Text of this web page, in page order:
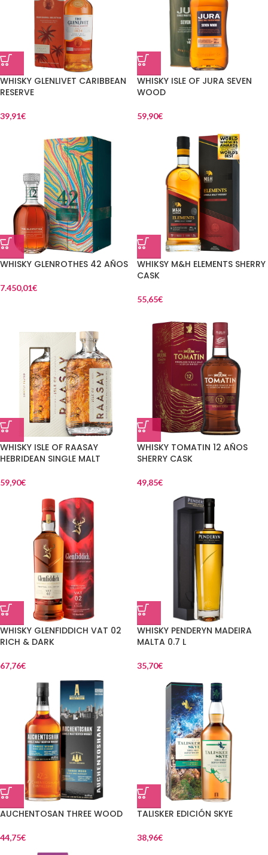
WHISKY GLENLIVET CARIBBEAN
RESERVE
39,91€
WHISKY ISLE OF JURA SEVEN
WOOD
59,90€
WHISKY GLENROTHES 42 AÑOS
7.450,01€
WHIKSY M&H ELEMENTS SHERRY
CASK
55,65€
WHISKY ISLE OF RAASAY
HEBRIDEAN SINGLE MALT
59,90€
WHISKY TOMATIN 12 AÑOS
SHERRY CASK
49,85€
WHISKY GLENFIDDICH VAT 02
RICH & DARK
67,76€
WHISKY PENDERYN MADEIRA
MALTA 0.7 L
35,70€
AUCHENTOSAN THREE WOOD
44,75€
TALISKER EDICIÓN SKYE
38,96€